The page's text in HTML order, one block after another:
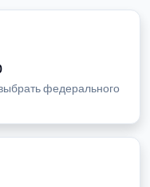
федерального